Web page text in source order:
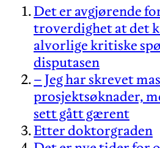
Det er avgjørende
troverdighet at det
alvorlige kritiske
disputasen
– Jeg har skrevet
prosjektsøknader,
sett gått gærent
Etter doktorgraden